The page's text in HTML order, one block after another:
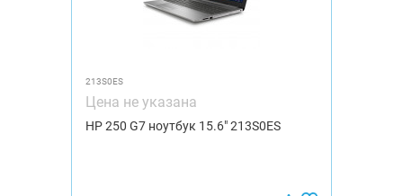
213S0ES
Цена не указана
HP 250 G7 ноутбук 15.6" 213S0ES